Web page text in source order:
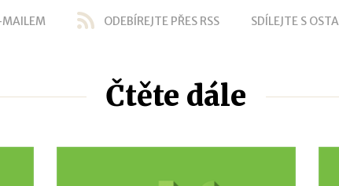
ODEBÍREJTE PŘES RSS SDÍLEJTE S
Čtěte dále